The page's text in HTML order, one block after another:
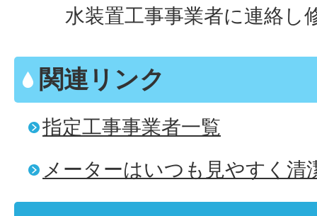
水装置工事事業者に連絡し
関連リンク
指定工事事業者一覧
メーターはいつも見やすく清